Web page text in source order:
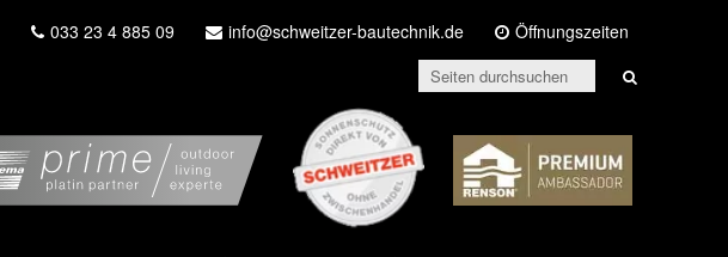
033 23 4 885 09 info@schweitzer-bautechnik.de Öffnungszeiten
Schweitzer